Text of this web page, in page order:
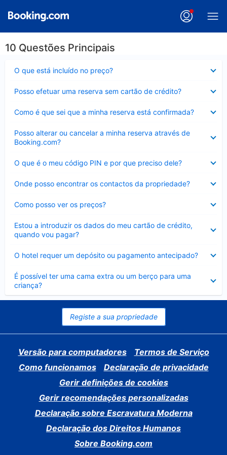
10 Questões Principais
O que está incluído no preço?
fechado
Posso efetuar uma reserva sem cartão de crédito?
fechado
Como é que sei que a minha reserva está confirmada?
fechado
Posso alterar ou cancelar a minha reserva através de
Booking.com?
fechado
O que é o meu código PIN e por que preciso dele?
fechado
Onde posso encontrar os contactos da propriedade?
fechado
Como posso ver os preços?
fechado
Estou a introduzir os dados do meu cartão de crédito,
quando vou pagar?
fechado
O hotel requer um depósito ou pagamento antecipado?
fechado
É possível ter uma cama extra ou um berço para uma
criança?
Elemento
fechado
Registe a sua propriedade
Versão para computadores
Termos de Serviço
Como funcionamos
Declaração de privacidade
Gerir definições de cookies
Gerir recomendações personalizadas
Declaração sobre Escravatura Moderna
Declaração dos Direitos Humanos
Sobre Booking.com